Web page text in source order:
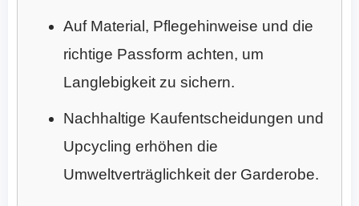
Auf Material, Pflegehinweise und die
richtige Passform achten, um
Langlebigkeit zu sichern.
Nachhaltige Kaufentscheidungen und
Upcycling erhöhen die
Umweltverträglichkeit der Garderobe.